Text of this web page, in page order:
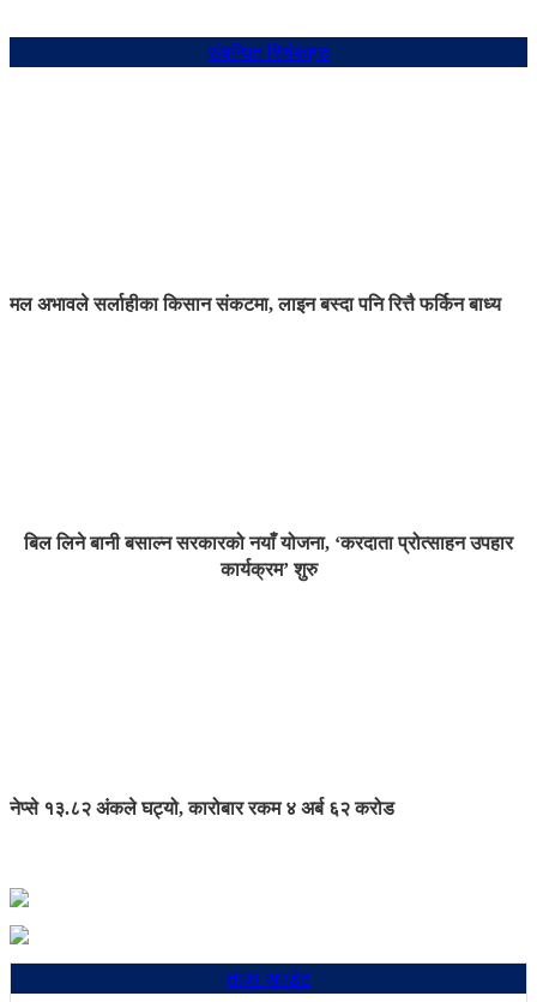
संबन्धित शिर्षकहरु
मल अभावले सर्लाहीका किसान संकटमा, लाइन बस्दा पनि रित्तै फर्किन बाध्य
बिल लिने बानी बसाल्न सरकारको नयाँ योजना, ‘करदाता प्रोत्साहन उपहार
कार्यक्रम’ शुरु
नेप्से १३.८२ अंकले घट्यो, कारोबार रकम ४ अर्ब ६२ करोड
ताजा अपडेट